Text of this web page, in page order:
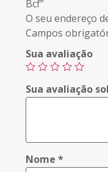
Bcf”
O seu endereço
Campos
Sua avaliação
Sua avaliação
Nome*